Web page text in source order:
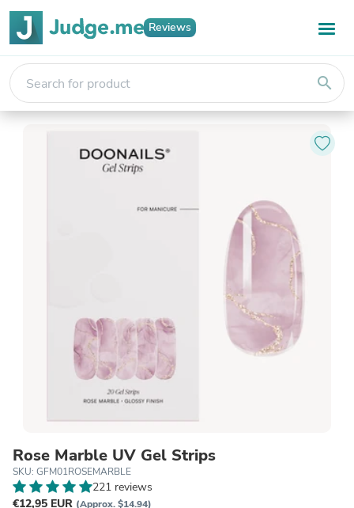
Reviews
search
Rose Marble UV Gel Strips
SKU: GFM01ROSEMARBLE
221 reviews
€12,95 EUR (Approx. $14.94)